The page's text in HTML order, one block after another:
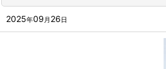
2025年09 月 26日